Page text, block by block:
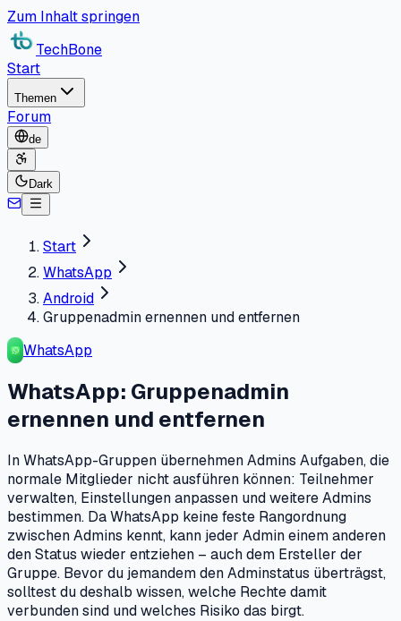
Zum Inhalt springen
TechBone
Start
Themen
Forum
de
Dark
Start
WhatsApp
Android
Gruppenadmin ernennen und entfernen
WhatsApp
WhatsApp: Gruppenadmin
ernennen und entfernen
In WhatsApp-Gruppen übernehmen Admins Aufgaben, die
normale Mitglieder nicht ausführen können: Teilnehmer
verwalten, Einstellungen anpassen und weitere Admins
bestimmen. Da WhatsApp keine feste Rangordnung
zwischen Admins kennt, kann jeder Admin einem anderen
den Status wieder entziehen – auch dem Ersteller der
Gruppe. Bevor du jemandem den Adminstatus überträgst,
solltest du deshalb wissen, welche Rechte damit
verbunden sind und welches Risiko das birgt.